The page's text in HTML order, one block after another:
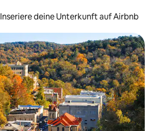
Inseriere deine Unterkunft auf Airbnb